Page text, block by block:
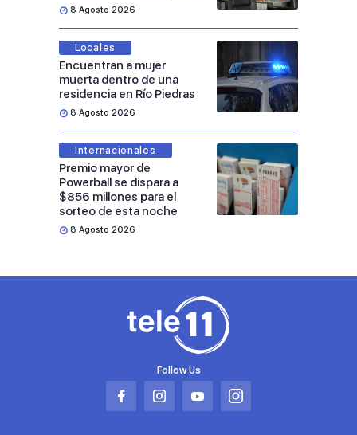
8 Agosto 2026
Locales
Encuentran a mujer
muerta dentro de una
residencia en Río Piedras
8 Agosto 2026
Internacionales
Premio mayor de
Powerball se dispara a
$856 millones para el
sorteo de esta noche
8 Agosto 2026
Follow Us
Abrir
Abrir
Abrir
Abrir